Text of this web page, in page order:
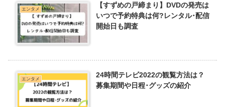
エンタメ
【すずめの戸締まり】DVDの発売は
いつで予約特典は何?レンタル･配信
開始日も調査
エンタメ
24時間テレビ2022の観覧方法は？
募集期間や日程･グッズの紹介